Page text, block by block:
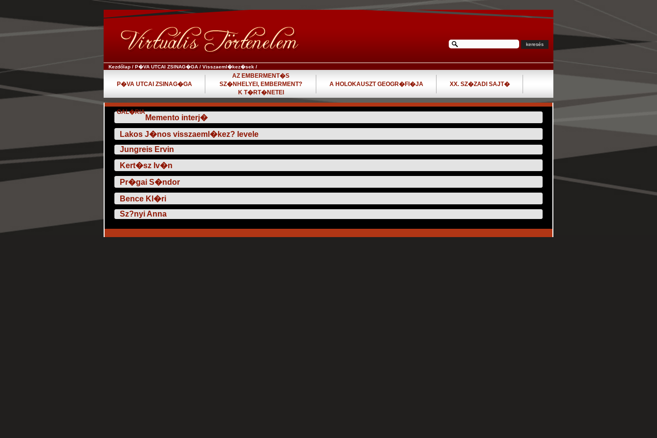
Kezdőlap / P�VA UTCAI ZSINAG�GA / Visszaeml�kez�sek /
P�VA UTCAI ZSINAG�GA
AZ EMBERMENT�S
SZ�NHELYEI, EMBERMENT?
K T�RT�NETEI
A HOLOKAUSZT GEOGR�FI�JA XX. SZ�ZADI SAJT�
GAL�RIA
Memento interj�
Lakos J�nos visszaeml�kez? levele
Jungreis Ervin
Kert�sz Iv�n
Pr�gai S�ndor
Bence Kl�ri
Sz?nyi Anna